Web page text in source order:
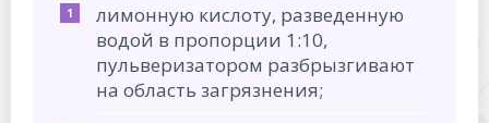
лимонную кислоту, разведенную
водой в пропорции 1:10,
пульверизатором разбрызгивают
на область загрязнения;